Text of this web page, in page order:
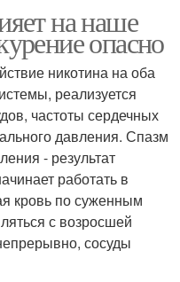
на наше
опасно
никотина на оба
реализуется
частоты сердечных
давления. Спазм
- результат
работать в
кровь по суженным
с возросшей
сосуды